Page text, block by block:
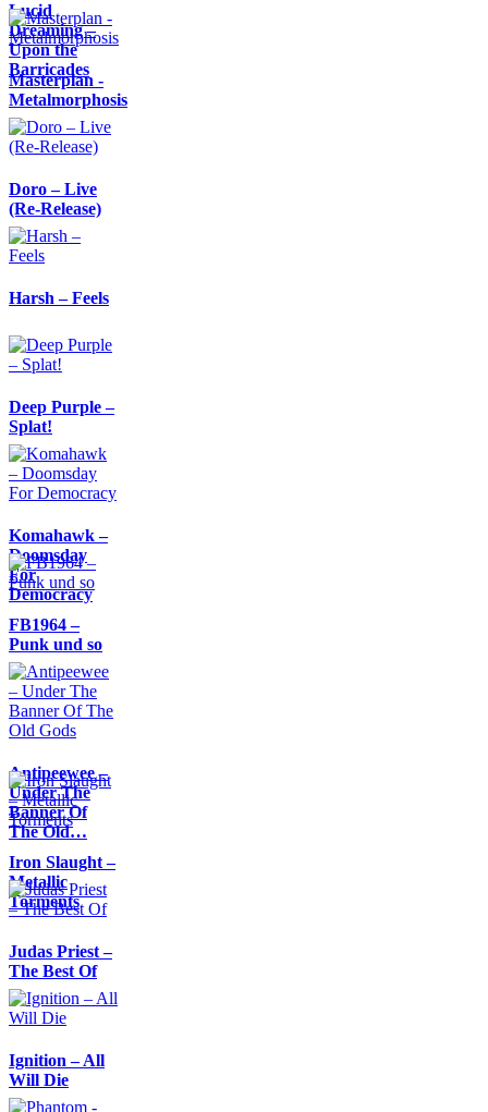
Lucid
Dreaming –
Upon the
Barricades
Masterplan -
Metalmorphosis
Doro – Live
(Re-Release)
Harsh – Feels
Deep Purple –
Splat!
Komahawk –
Doomsday
For
Democracy
FB1964 –
Punk und so
Antipeewee –
Under The
Banner Of
The Old…
Iron Slaught –
Metallic
Torments
Judas Priest –
The Best Of
Ignition – All
Will Die